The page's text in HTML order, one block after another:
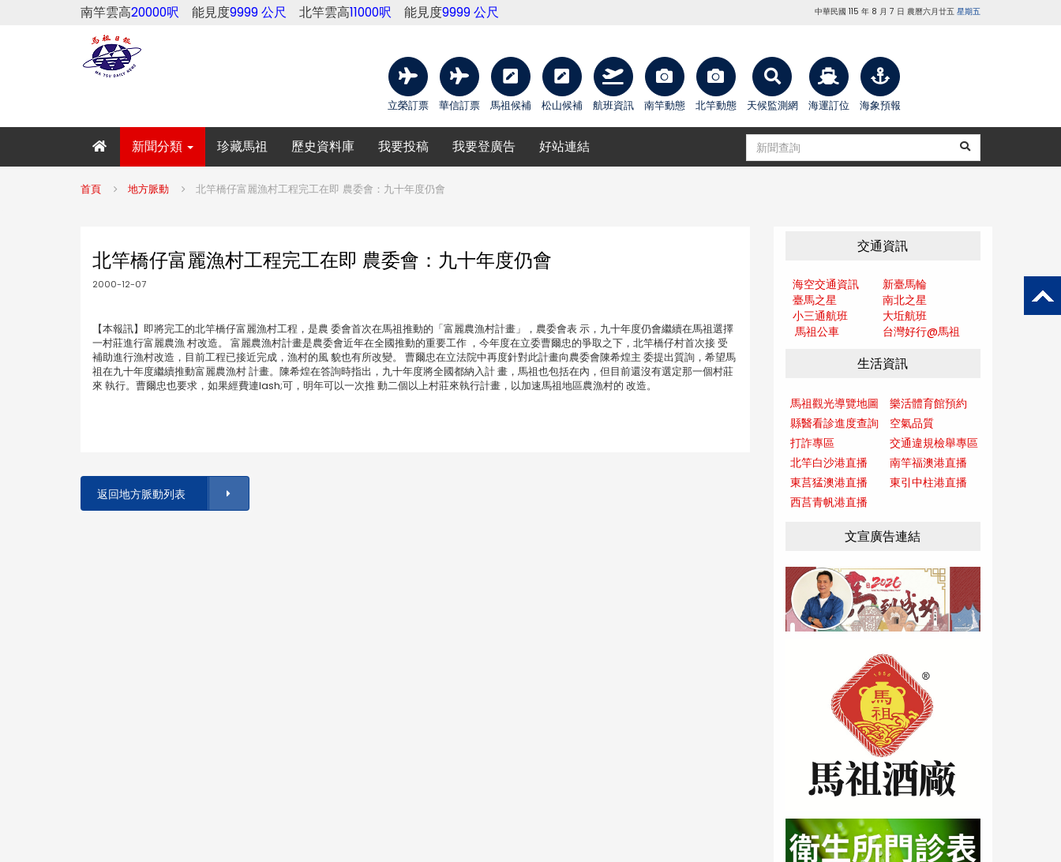
南竿雲高20000呎 能見度9999 公尺 北竿雲高11000呎 能見度9999 公尺 中華民國 115 年 8 月 7 日 農曆六月廿五 星期五
立榮訂票 華信訂票 馬祖候補 松山候補 航班資訊 南竿動態 北竿動態 天候監測網 海運訂位 海象預報
新聞分類 珍藏馬祖 歷史資料庫 我要投稿 我要登廣告 好站連結
首頁 地方脈動 北竿橋仔富麗漁村工程完工在即 農委會：九十年度仍會
北竿橋仔富麗漁村工程完工在即 農委會：九十年度仍會
2000-12-07
【本報訊】即將完工的北竿橋仔富麗漁村工程，是農 委會首次在馬祖推動的「富麗農漁村計畫」，農委會表 示，九十年度仍會繼續在馬祖選擇
一村莊進行富麗農漁 村改造。 富麗農漁村計畫是農委會近年在全國推動的重要工作 ，今年度在立委曹爾忠的爭取之下，北竿橋仔村首次接 受
補助進行漁村改造，目前工程已接近完成，漁村的風 貌也有所改變。 曹爾忠在立法院中再度針對此計畫向農委會陳希煌主 委提出質詢，希望馬
祖在九十年度繼續推動富麗農漁村 計畫。陳希煌在答詢時指出，九十年度將全國都納入計 畫，馬祖也包括在內，但目前還沒有選定那一個村莊
來 執行。曹爾忠也要求，如果經費連lash;可，明年可以一次推 動二個以上村莊來執行計畫，以加速馬祖地區農漁村的 改造。
返回地方脈動列表
交通資訊
海空交通資訊
新臺馬輪
臺馬之星
南北之星
小三通航班
大坵航班
馬祖公車
台灣好行@馬祖
生活資訊
馬祖觀光導覽地圖
樂活體育館預約
縣醫看診進度查詢
空氣品質
打詐專區
交通違規檢舉專區
北竿白沙港直播
南竿福澳港直播
東莒猛澳港直播
東引中柱港直播
西莒青帆港直播
文宣廣告連結